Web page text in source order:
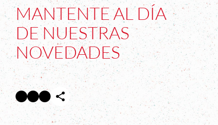
MANTENTE AL DÍA
DE NUESTRAS
NOVEDADES
Facebook Abre en nueva ventana
Twitter Abre en nueva ventana
InstagramAbre en nueva ventana